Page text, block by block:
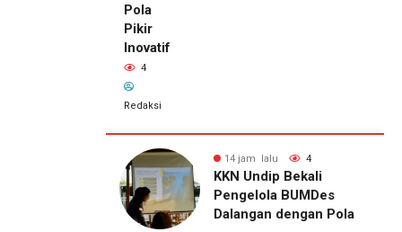
Pola
Pikir
Inovatif
4
Redaksi
14 jam lalu 4
KKN Undip Bekali
Pengelola BUMDes
Dalangan dengan Pola
14 jam lalu
Pemilik
Royal
Phone